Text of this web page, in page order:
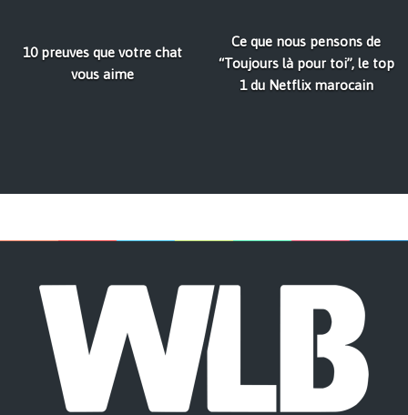
10 preuves que votre chat
vous aime
Ce que nous pensons de
“Toujours là pour toi”, le top
1 du Netflix marocain